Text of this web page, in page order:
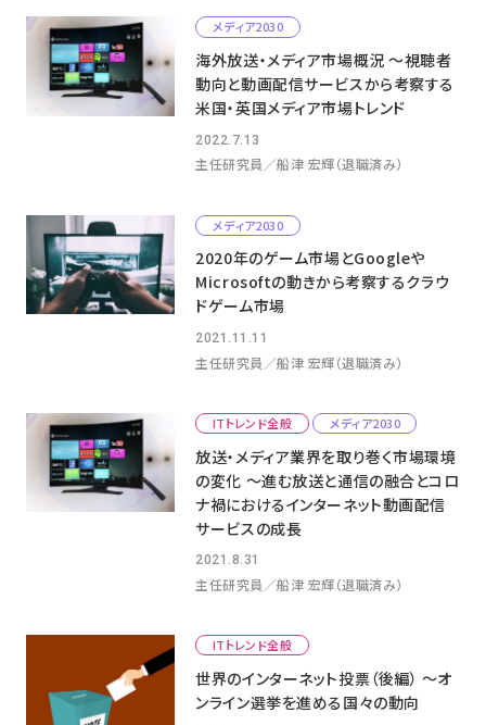
メディア2030
海外放送・メディア市場概況 ～視聴者
動向と動画配信サービスから考察する
米国・英国メディア市場トレンド
2022.7.13
主任研究員／船津 宏輝（退職済み）
メディア2030
2020年のゲーム市場とGoogleや
Microsoftの動きから考察するクラウ
ドゲーム市場
2021.11.11
主任研究員／船津 宏輝（退職済み）
ITトレンド全般 メディア2030
放送・メディア業界を取り巻く市場環境
の変化 ～進む放送と通信の融合とコロ
ナ禍におけるインターネット動画配信
サービスの成長
2021.8.31
主任研究員／船津 宏輝（退職済み）
ITトレンド全般
世界のインターネット投票（後編） ～オ
ンライン選挙を進める国々の動向